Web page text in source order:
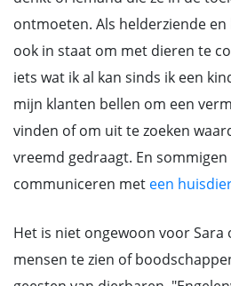
ontmoeten. Als helderziende
ook in staat om met dieren te
iets wat ik al kan sinds ik een
mijn klanten bellen om een
vinden of om uit te zoeken
vreemd gedraagt. En
communiceren met een
Het is niet ongewoon voor Sara
mensen te zien of